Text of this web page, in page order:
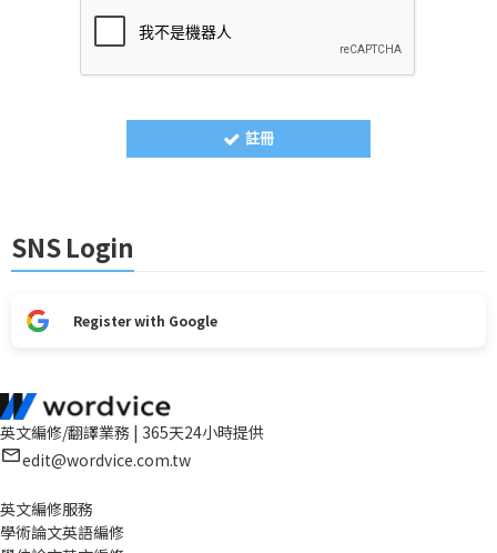
註冊
SNS Login
Register with Google
英文編修/翻譯業務 | 365天24小時提供
edit@wordvice.com.tw
英文編修服務
學術論文英語編修